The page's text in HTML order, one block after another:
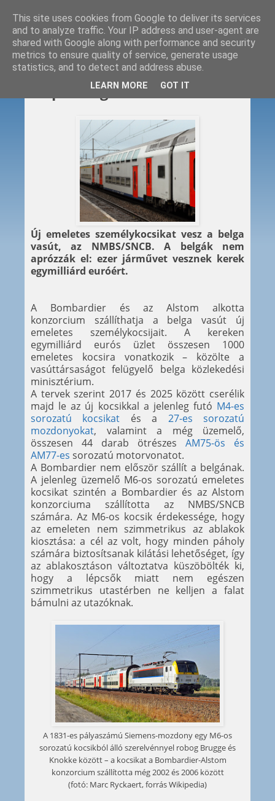
2015. 01. 28.
Dupla belgák
Új emeletes személykocsikat vesz a belga
vasút, az NMBS/SNCB. A belgák nem
aprózzák el: ezer járművet vesznek kerek
egymilliárd euróért.
A Bombardier és az Alstom alkotta
konzorcium szállíthatja a belga vasút új
emeletes személykocsijait. A kereken
egymilliárd eurós üzlet összesen 1000
emeletes kocsira vonatkozik – közölte a
vasúttársaságot felügyelő belga közlekedési
minisztérium.
A tervek szerint 2017 és 2025 között cserélik
majd le az új kocsikkal a jelenleg futó M4-es
sorozatú kocsikat és a 27-es sorozatú
mozdonyokat, valamint a még üzemelő,
összesen 44 darab ötrészes AM75-ös és
AM77-es sorozatú motorvonatot.
A Bombardier nem először szállít a belgának.
A jelenleg üzemelő M6-os sorozatú emeletes
kocsikat szintén a Bombardier és az Alstom
konzorciuma szállította az NMBS/SNCB
számára. Az M6-os kocsik érdekessége, hogy
az emeleten nem szimmetrikus az ablakok
kiosztása: a cél az volt, hogy minden páholy
számára biztosítsanak kilátási lehetőséget, így
az ablakosztáson változtatva küszöbölték ki,
hogy a lépcsők miatt nem egészen
szimmetrikus utastérben ne kelljen a falat
bámulni az utazóknak.
A 1831-es pályaszámú Siemens-mozdony egy M6-os
sorozatú kocsikból álló szerelvénnyel robog Brugge és
Knokke között – a kocsikat a Bombardier-Alstom
konzorcium szállította még 2002 és 2006 között
(fotó: Marc Ryckaert, forrás Wikipedia)
This site uses cookies from Google to deliver its services
and to analyze traffic. Your IP address and user-agent are
shared with Google along with performance and security
metrics to ensure quality of service, generate usage
statistics, and to detect and address abuse.
LEARN MORE GOT IT